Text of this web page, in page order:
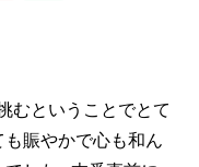
むということでとて
も賑やかで心も和ん